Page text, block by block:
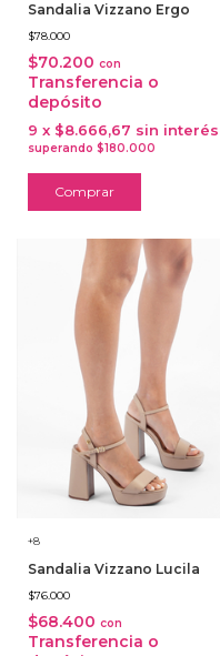
Sandalia Vizzano Ergo
$78.000
$70.200 con
Transferencia o
depósito
9 x $8.666,67 sin interés
Comprar
+8
Sandalia Vizzano Lucila
$76.000
$68.400 con
Transferencia o